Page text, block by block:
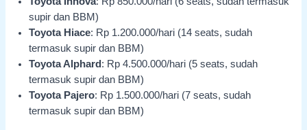
supir dan BBM)
Toyota Hiace: Rp 1.200.000/hari (14 seats, sudah
termasuk supir dan BBM)
Toyota Alphard : Rp 4.500.000/hari (5 seats, sudah
termasuk supir dan BBM)
Toyota Pajero: Rp 1.500.000/hari (7 seats, sudah
termasuk supir dan BBM)